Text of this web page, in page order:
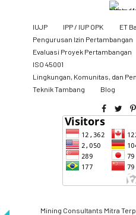
IUJP IPP / IUP OPK ET
Pengurusan Izin Pertambangan
Evaluasi Proyek Pertambangan
ISO 45001
Lingkungan, Komunitas, dan
​Teknik Tambang
Blog
Mining Consultants Mitra